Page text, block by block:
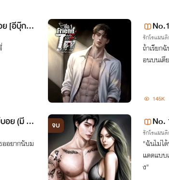
ย [อีบุ๊กพ
พปร
รักโรแมน
ถ้าเรียก
อนบนเ
145K
อย (มี E
ออยากนับม
จบ No.
รักโรแมน
"ฉันไม่ไ
แดดแบบ
ง"